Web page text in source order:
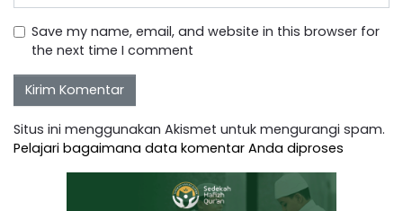
Save my name, email, and website in this browser for
the next time I comment
Situs ini menggunakan Akismet untuk mengurangi spam.
Pelajari bagaimana data komentar Anda diproses